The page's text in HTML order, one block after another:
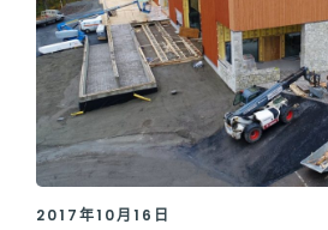
2017年10月16日